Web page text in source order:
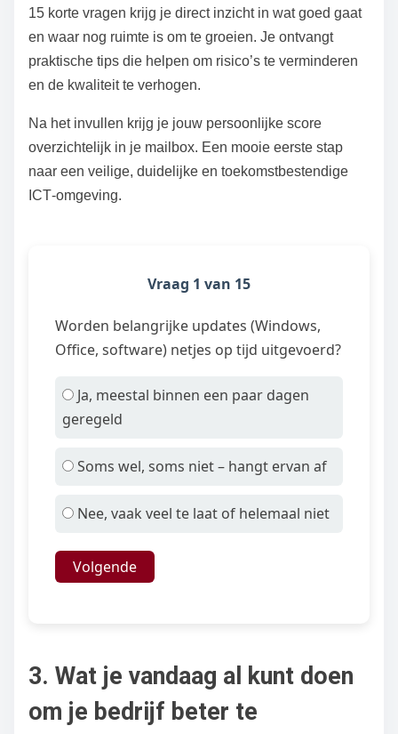
15 korte vragen krijg je direct inzicht in wat goed gaat
en waar nog ruimte is om te groeien. Je ontvangt
praktische tips die helpen om risico’s te verminderen
en de kwaliteit te verhogen.
Na het invullen krijg je jouw persoonlijke score
overzichtelijk in je mailbox. Een mooie eerste stap
naar een veilige, duidelijke en toekomstbestendige
ICT‑omgeving.
Vraag 1 van 15
Worden belangrijke updates (Windows,
Office, software) netjes op tijd uitgevoerd?
Ja, meestal binnen een paar dagen
geregeld
Soms wel, soms niet – hangt ervan af
Nee, vaak veel te laat of helemaal niet
Volgende
3. Wat je vandaag al kunt doen
om je bedrijf beter te